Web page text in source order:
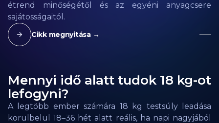
étrend minőségétől és az egyéni anyagcsere
sajátosságaitól.
Cikk megnyitása →
Mennyi idő alatt tudok 18 kg-ot
lefogyni?
A legtöbb ember számára 18 kg testsúly leadása
körülbelül 18–36 hét alatt reális, ha napi nagyjából